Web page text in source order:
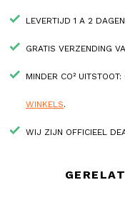
LEVERTIJD 1 A 2
GRATIS VERZENDING
MINDER CO²
WINKELS.
WIJ ZIJN OFFICIEEL